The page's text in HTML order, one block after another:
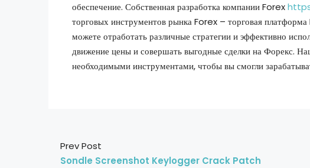
обеспечение. Собственная разработка компании Forex
торговых инструментов рынка Forex – торговая
можете отработать различные стратегии и эффективно
движение цены и совершать выгодные сделки на Форекс.
необходимыми инструментами, чтобы вы смогли
Prev Post
Sondle Screenshot Keylogger Crack Patch